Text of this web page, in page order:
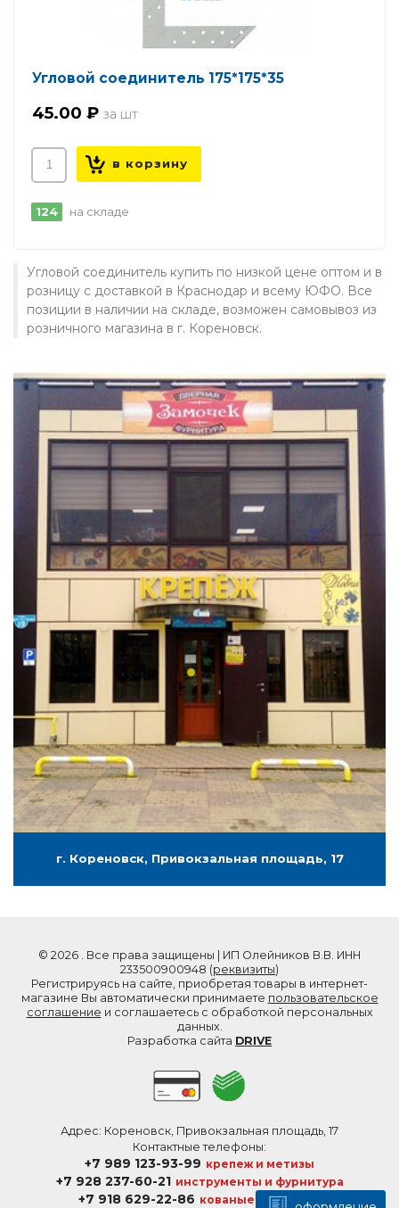
Угловой соединитель 175*175*35
45.00 ₽
124 на складе
Угловой соединитель купить по низкой цене оптом и в
розницу с доставкой в Краснодар и всему ЮФО. Все
позиции в наличии на складе, возможен самовывоз из
розничного магазина в г. Кореновск.
г. Кореновск, Привокзальная площадь, 17
© 2026 . Все права защищены | ИП Олейников В.В. ИНН
233500900948 (реквизиты)
Регистрируясь на сайте, приобретая товары в интернет-
магазине Вы автоматически принимаете пользовательское
соглашение и соглашаетесь с обработкой персональных
данных.
Разработка сайта DRIVE
Адрес: Кореновск, Привокзальная площадь, 17
Контактные телефоны:
+7 989 123-93-99 крепеж и метизы
+7 928 237-60-21 инструменты и фурнитура
+7 918 629-22-86 кованые элементы